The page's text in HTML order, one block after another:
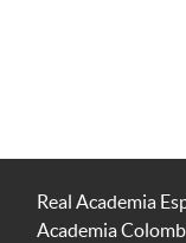
Real Academia
Academia